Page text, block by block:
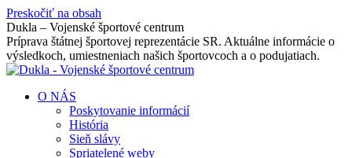
Preskočiť na obsah
Dukla – Vojenské športové centrum
Príprava štátnej športovej reprezentácie SR. Aktuálne informácie o
výsledkoch, umiestneniach našich športovcoch a o podujatiach.
O NÁS
Poskytovanie informácií
História
Sieň slávy
Spriatelené weby